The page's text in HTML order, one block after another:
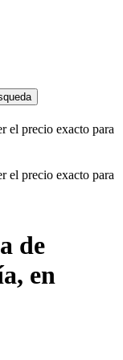
el precio exacto para
el precio exacto para
de
en